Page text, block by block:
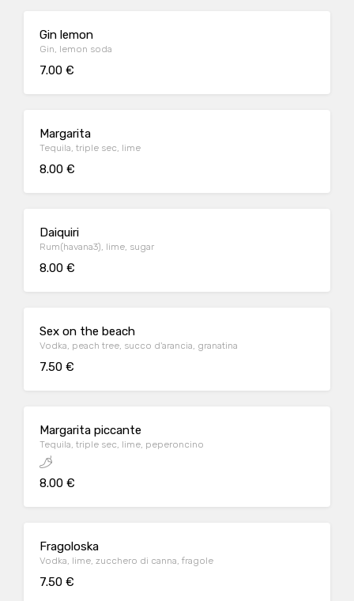
Gin lemon
Gin, lemon soda
7.00 €
Margarita
Tequila, triple sec, lime
8.00 €
Daiquiri
Rum(havana3), lime, sugar
8.00 €
Sex on the beach
Vodka, peach tree, succo d'arancia, granatina
7.50 €
Margarita piccante
Tequila, triple sec, lime, peperoncino
8.00 €
Fragoloska
Vodka, lime, zucchero di canna, fragole
7.50 €